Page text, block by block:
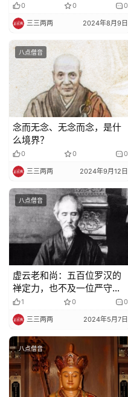
明
0 0 0
三三两两 2024年8月9日
八点僧音
念而无念、无念而念，是什
么境界？
0 0 0
三三两两 2024年9月12日
八点僧音
虚云老和尚：五百位罗汉的
禅定力，也不及一位严守禁
戒的僧人
1 0 0
三三两两 2024年5月7日
八点僧音